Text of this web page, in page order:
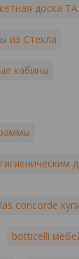
доска
из Стекла
кабины
concorde
botticelli